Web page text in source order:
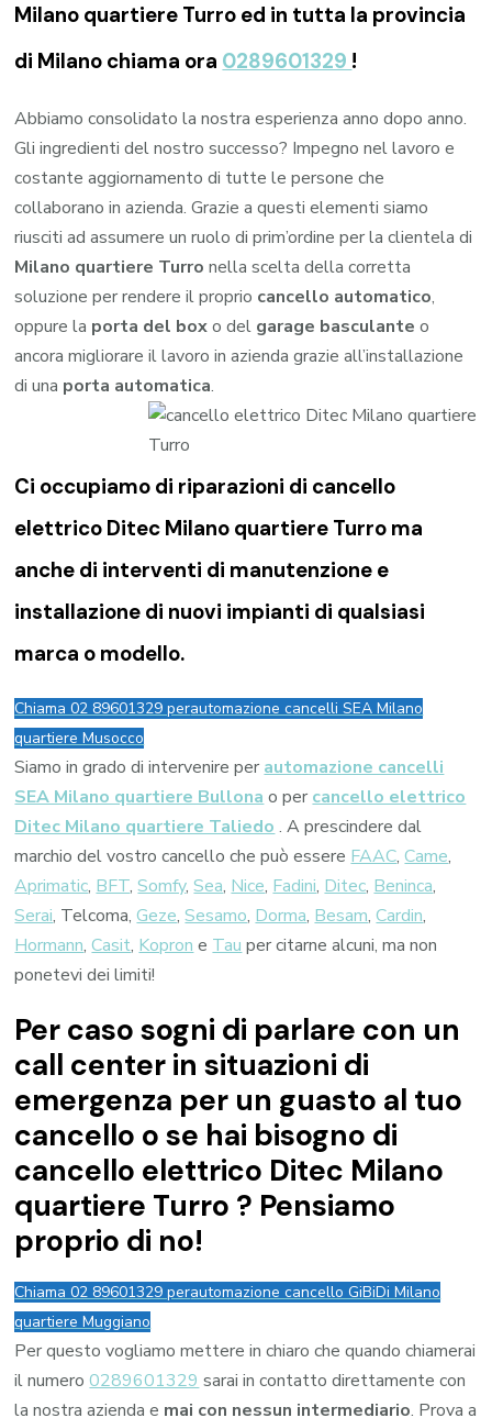
Milano quartiere Turro ed in tutta la provincia
di Milano chiama ora 0289601329 !
Abbiamo consolidato la nostra esperienza anno dopo anno.
Gli ingredienti del nostro successo? Impegno nel lavoro e
costante aggiornamento di tutte le persone che
collaborano in azienda. Grazie a questi elementi siamo
riusciti ad assumere un ruolo di prim’ordine per la clientela di
Milano quartiere Turro nella scelta della corretta
soluzione per rendere il proprio cancello automatico,
oppure la porta del boxo del garage basculante o
ancora migliorare il lavoro in azienda grazie all’installazione
di una porta automatica.
Ci occupiamo di riparazioni di cancello
elettrico Ditec Milano quartiere Turro ma
anche di interventi di manutenzione e
installazione di nuovi impianti di qualsiasi
marca o modello.
Chiama 02 89601329 perautomazione cancelli SEA Milano
quartiere Musocco
Siamo in grado di intervenire per automazione cancelli
SEA Milano quartiere Bullona o per cancello elettrico
Ditec Milano quartiere Taliedo . A prescindere dal
marchio del vostro cancello che può essere FAAC,Came,
Aprimatic, BFT,Somfy,Sea, Nice, Fadini, Ditec, Beninca,
Serai, Telcoma,Geze,Sesamo, Dorma, Besam,Cardin,
Hormann,Casit, Kopron e Tau per citarne alcuni, ma non
ponetevi dei limiti!
Per caso sogni di parlare con un
call center in situazioni di
emergenza per un guasto al tuo
cancello o se hai bisogno di
cancello elettrico Ditec Milano
quartiere Turro ? Pensiamo
proprio di no!
Chiama 02 89601329 perautomazione cancello GiBiDi Milano
quartiere Muggiano
Per questo vogliamo mettere in chiaro che quando chiamerai
il numero0289601329sarai in contatto direttamente con
la nostra azienda e mai con nessun intermediario. Prova a